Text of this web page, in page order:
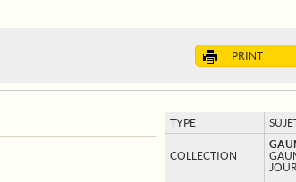
PRINT
TYPE
COLLECTION